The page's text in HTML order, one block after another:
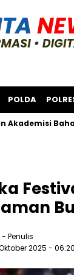
POLDA
Bahas Isu
- Penulis
2025 -